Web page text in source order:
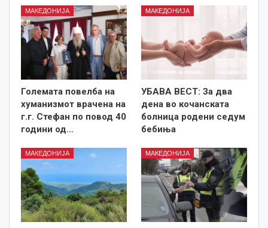
МАКЕДОНИЈА
Големата повелба на
хуманизмот врачена на
г.г. Стефан по повод 40
години од…
МАКЕДОНИЈА
УБАВА ВЕСТ: За два
дена во кочанската
болница родени седум
бебиња
МАКЕДОНИЈА МАКЕДОНИЈА